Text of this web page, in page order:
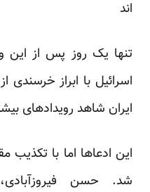
اند
تنها یک روز پس از این
اسرائیل با ابراز
ایران شاهد رویدادهای
این ادعاها اما با
شد. حسن